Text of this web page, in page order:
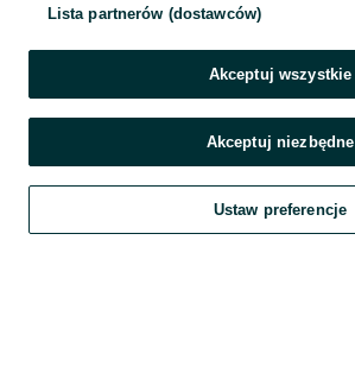
Szukaj Obserwujesz Dodaj
Lista partnerów (dostawców)
Akceptuj wszystkie
Akceptuj niezbędne
Ustaw preferencje